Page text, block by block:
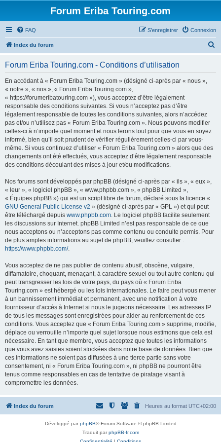
Forum Eriba Touring.com
FAQ Connexion
S’enregistrer
Index du forum
Forum Eriba Touring.com - Conditions d’utilisation
En accédant à « Forum Eriba Touring.com » (désigné ci-après par « nous »,
« notre », « nos », « Forum Eriba Touring.com »,
« https://forumeribatouring.com »), vous acceptez d’être légalement
responsable des conditions suivantes. Si vous n’acceptez pas d’être
légalement responsable de toutes les conditions suivantes, alors n’accédez
pas et/ou n’utilisez pas « Forum Eriba Touring.com ». Nous pouvons modifier
celles-ci à n’importe quel moment et nous ferons tout pour que vous en soyez
informé, bien qu’il soit prudent de vérifier régulièrement celles-ci par vous-
même. Si vous continuez d’utiliser « Forum Eriba Touring.com » alors que des
changements ont été effectués, vous acceptez d’être légalement responsable
des conditions découlant des mises à jour et/ou modifications.
Nos forums sont développés par phpBB (désigné ci-après par « ils », « eux »,
« leur », « logiciel phpBB », « www.phpbb.com », « phpBB Limited »,
« Équipes phpBB ») qui est un script libre de forum, déclaré sous la licence «
GNU General Public License v2 » (désigné ci-après par « GPL ») et qui peut
être téléchargé depuis www.phpbb.com. Le logiciel phpBB facilite seulement
les discussions sur Internet. phpBB Limited n’est pas responsable de ce que
nous acceptons ou n’acceptons pas comme contenu ou conduite permis. Pour
de plus amples informations au sujet de phpBB, veuillez consulter :
https://www.phpbb.com/.
Vous acceptez de ne pas publier de contenu abusif, obscène, vulgaire,
diffamatoire, choquant, menaçant, à caractère sexuel ou tout autre contenu qui
peut transgresser les lois de votre pays, du pays où « Forum Eriba
Touring.com » est hébergé ou les lois internationales. Le faire peut vous mener
à un bannissement immédiat et permanent, avec une notification à votre
fournisseur d’accès à Internet si nous le jugeons nécessaire. Les adresses IP
de tous les messages sont enregistrées pour aider au renforcement de ces
conditions. Vous acceptez que « Forum Eriba Touring.com » supprime, modifie,
déplace ou verrouille n’importe quel sujet lorsque nous estimons que cela est
nécessaire. En tant que membre, vous acceptez que toutes les informations
que vous avez saisies soient stockées dans notre base de données. Bien que
ces informations ne soient pas diffusées à une tierce partie sans votre
consentement, ni « Forum Eriba Touring.com », ni phpBB ne pourront être
tenus comme responsables en cas de tentative de piratage visant à
compromettre les données.
Index du forum Heures au format UTC+02:00
Développé parphpBB® Forum Software © phpBB Limited
Traduit parphpBB-fr.com